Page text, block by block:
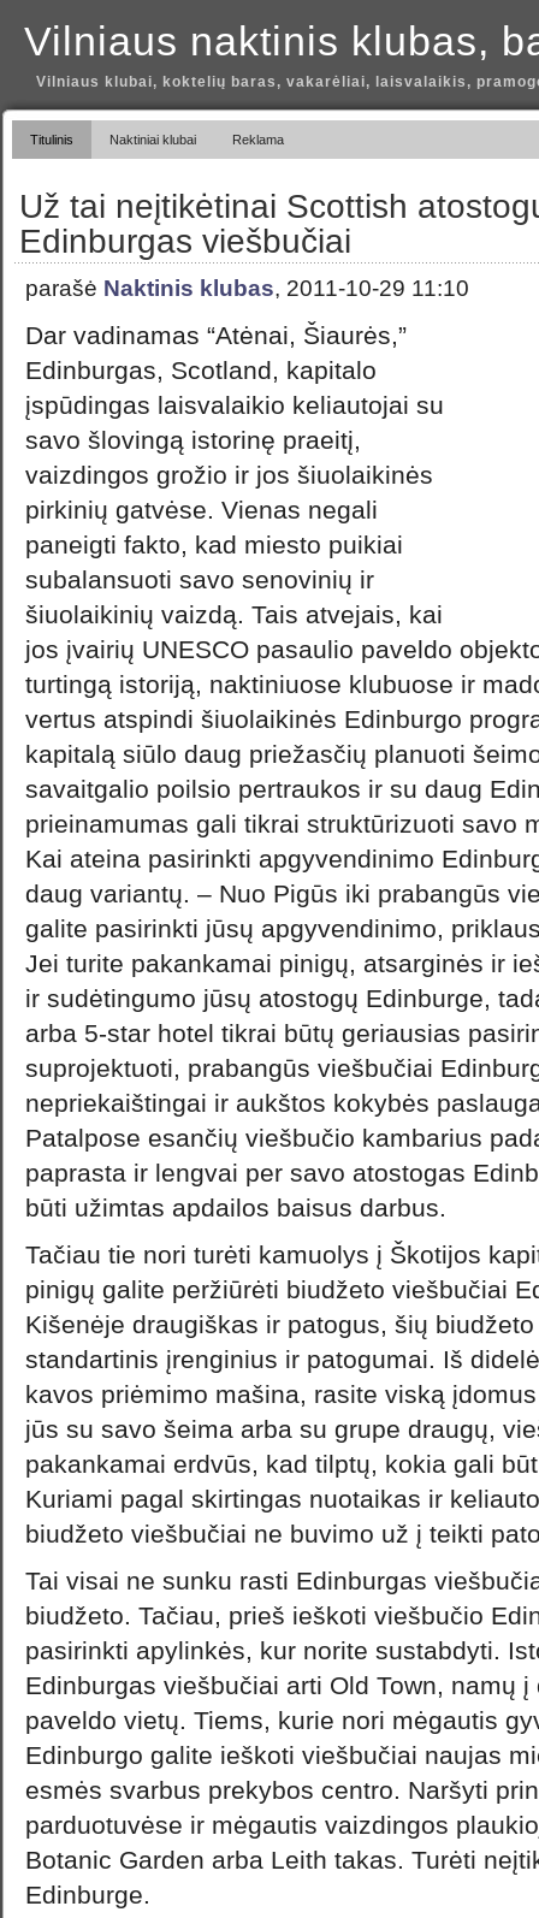
Vilniaus naktinis klubas,
Vilniaus klubai, koktelių baras, vakarėliai, laisvalaikis,
Titulinis Naktiniai klubai Reklama
Už tai neįtikėtinai Scottish
Edinburgas viešbučiai
parašė Naktinis klubas, 2011-10-29 11:10
Dar vadinamas “Atėnai, Šiaurės,”
Edinburgas, Scotland, kapitalo
įspūdingas laisvalaikio keliautojai su
savo šlovingą istorinę praeitį,
vaizdingos grožio ir jos šiuolaikinės
pirkinių gatvėse. Vienas negali
paneigti fakto, kad miesto puikiai
subalansuoti savo senovinių ir
šiuolaikinių vaizdą. Tais atvejais, kai
jos įvairių UNESCO pasaulio paveldo
turtingą istoriją, naktiniuose klubuose ir
vertus atspindi šiuolaikinės Edinburgo
kapitalą siūlo daug priežasčių planuoti
savaitgalio poilsio pertraukos ir su daug
prieinamumas gali tikrai struktūrizuoti savo
Kai ateina pasirinkti apgyvendinimo
daug variantų. – Nuo Pigūs iki prabangūs
galite pasirinkti jūsų apgyvendinimo,
Jei turite pakankamai pinigų, atsarginės ir
ir sudėtingumo jūsų atostogų Edinburge,
arba 5-star hotel tikrai būtų geriausias
suprojektuoti, prabangūs viešbučiai
nepriekaištingai ir aukštos kokybės
Patalpose esančių viešbučio kambarius
paprasta ir lengvai per savo atostogas
būti užimtas apdailos baisus darbus.
Tačiau tie nori turėti kamuolys į Škotijos
pinigų galite peržiūrėti biudžeto viešbučiai
Kišenėje draugiškas ir patogus, šių
standartinis įrenginius ir patogumai. Iš
kavos priėmimo mašina, rasite viską
jūs su savo šeima arba su grupe draugų,
pakankamai erdvūs, kad tilptų, kokia gali
Kuriami pagal skirtingas nuotaikas ir
biudžeto viešbučiai ne buvimo už į teikti
Tai visai ne sunku rasti Edinburgas
biudžeto. Tačiau, prieš ieškoti viešbučio
pasirinkti apylinkės, kur norite sustabdyti.
Edinburgas viešbučiai arti Old Town, namų
paveldo vietų. Tiems, kurie nori mėgautis
Edinburgo galite ieškoti viešbučiai naujas
esmės svarbus prekybos centro. Naršyti
parduotuvėse ir mėgautis vaizdingos
Botanic Garden arba Leith takas. Turėti
Edinburge.